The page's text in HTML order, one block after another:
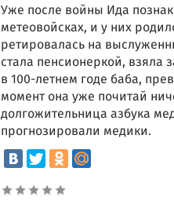
Уже после войны Ида
метеовойсках, и у них
ретировалась на
стала пенсионеркой, взяла
в 100-летнем годе баба,
момент она уже почитай
долгожительница азбука
прогнозировали медики.